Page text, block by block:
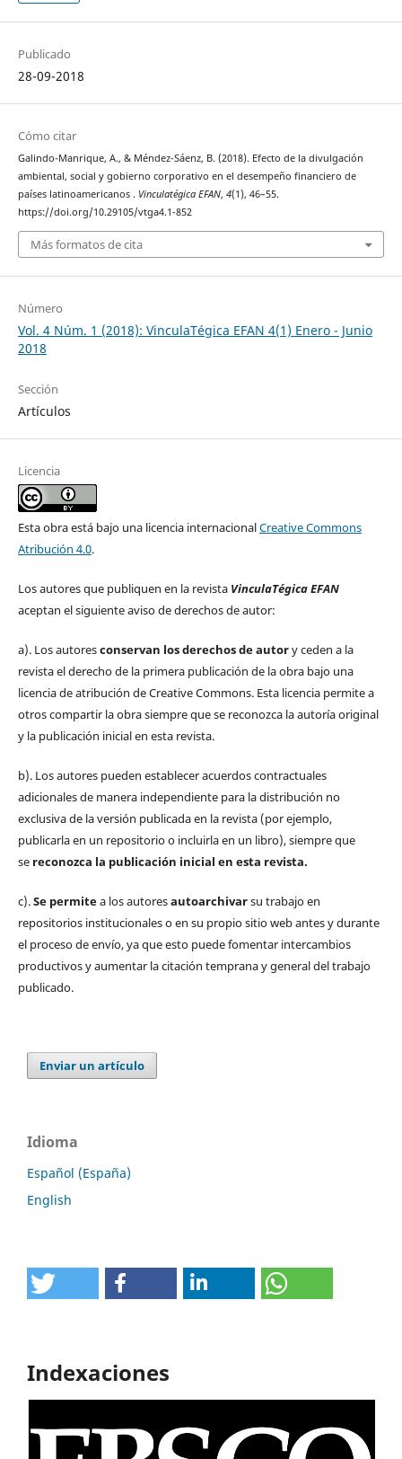
Publicado
28-09-2018
Cómo citar
Galindo-Manrique, A., & Méndez-Sáenz, B. (2018). Efecto de la divulgación
ambiental, social y gobierno corporativo en el desempeño financiero de
países latinoamericanos . Vinculatégica EFAN, 4(1), 46–55.
https://doi.org/10.29105/vtga4.1-852
Más formatos de cita
Número
Vol. 4 Núm. 1 (2018): VinculaTégica EFAN 4(1) Enero - Junio
2018
Sección
Artículos
Licencia
Esta obra está bajo una licencia internacionalCreative Commons
Atribución 4.0.
Los autores que publiquen en la revista VinculaTégica EFAN
aceptan el siguiente aviso de derechos de autor:
a). Los autoresconservan los derechos de autory ceden a la
revista el derecho de la primera publicación de la obra bajo una
licencia de atribución de Creative Commons. Esta licencia permite a
otros compartir la obra siempre que se reconozca la autoría original
y la publicación inicial en esta revista.
b). Los autores pueden establecer acuerdos contractuales
adicionales de manera independiente para la distribución no
exclusiva de la versión publicada en la revista (por ejemplo,
publicarla en un repositorio o incluirla en un libro), siempre que
sereconozca la publicación inicial en esta revista.
c).Se permitea los autoresautoarchivarsu trabajo en
repositorios institucionales o en su propio sitio web antes y durante
el proceso de envío, ya que esto puede fomentar intercambios
productivos y aumentar la citación temprana y general del trabajo
publicado.
Enviar un artículo
Idioma
Español (España)
English
Indexaciones